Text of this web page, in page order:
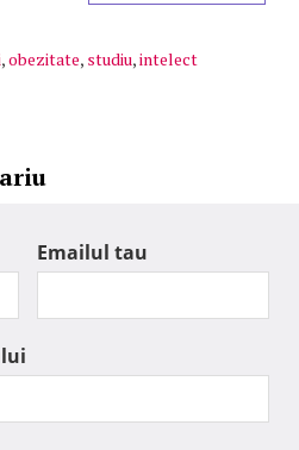
,obezitate, studiu,intelect
Emailul tau